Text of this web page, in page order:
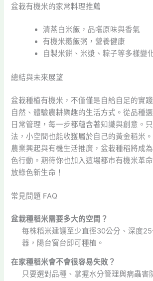
盆栽有機米的家常料理推薦
清蒸白米飯，品嚐原味與香氣
有機米糙飯粥，營養健康
自製米餅、米漿、粽子等多樣變
總結與未來展望
盆栽種植有機米，不僅僅是自給自足的實
自然、體驗農耕樂趣的生活方式。從品種
日常管理，每一步都蘊含著知識與創意。
法，小空間也能收獲屬於自己的黃金稻米
農業興起與有機生活推廣，盆栽種稻將成
色行動。期待你也加入這場都市有機米革
放綠色新生命！
常見問題 FAQ
盆栽種稻米需要多大的空間？
每株稻米建議至少直徑30公分、深度
器，陽台窗台即可種植。
在家種稻米會不會很容易失敗？
只要選對品種、掌握水分管理與病蟲害